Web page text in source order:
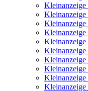
Kleinanzeige
Kleinanzeige
Kleinanzeige
Kleinanzeige
Kleinanzeige
Kleinanzeige
Kleinanzeige
Kleinanzeige
Kleinanzeige
Kleinanzeige